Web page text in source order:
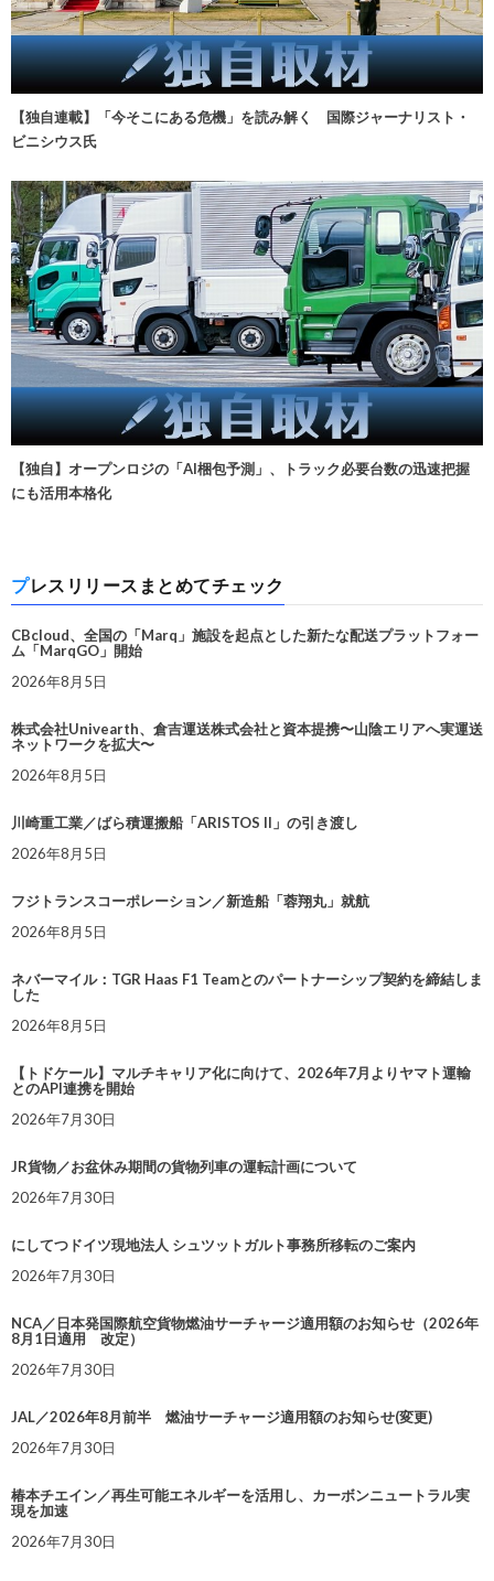
【独自連載】「今そこにある危機」を読み解く 国際ジャーナリスト・
ビニシウス氏
【独自】オープンロジの「AI梱包予測」、トラック必要台数の迅速把握
にも活用本格化
プレスリリースまとめてチェック
CBcloud、全国の「Marq」施設を起点とした新たな配送プラットフォー
ム「MarqGO」開始
2026年8月5日
株式会社Univearth、倉吉運送株式会社と資本提携〜山陰エリアへ実運送
ネットワークを拡大〜
2026年8月5日
川崎重工業／ばら積運搬船「ARISTOS II」の引き渡し
2026年8月5日
フジトランスコーポレーション／新造船「蓉翔丸」就航
2026年8月5日
ネバーマイル：TGR Haas F1 Teamとのパートナーシップ契約を締結しま
した
2026年8月5日
【トドケール】マルチキャリア化に向けて、2026年7月よりヤマト運輸
とのAPI連携を開始
2026年7月30日
JR貨物／お盆休み期間の貨物列車の運転計画について
2026年7月30日
にしてつドイツ現地法人 シュツットガルト事務所移転のご案内
2026年7月30日
NCA／日本発国際航空貨物燃油サーチャージ適用額のお知らせ（2026年
8月1日適用 改定）
2026年7月30日
JAL／2026年8月前半 燃油サーチャージ適用額のお知らせ(変更)
2026年7月30日
椿本チエイン／再生可能エネルギーを活用し、カーボンニュートラル実
現を加速
2026年7月30日